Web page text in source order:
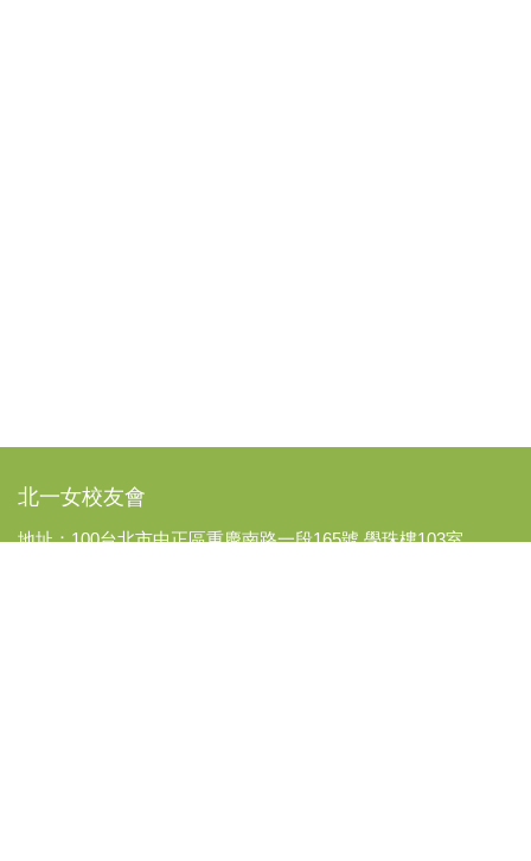
北一女校友會
地址：100台北市中正區重慶南路一段165號 學珠樓103室